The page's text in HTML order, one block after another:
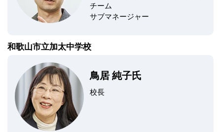
チーム
サブマネージャー
和歌山市立加太中学校
鳥居 純子氏
校長